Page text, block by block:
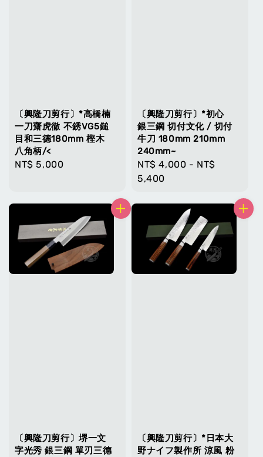
〔興隆刀剪行〕*高橋楠
一刀齋虎徹 不銹VG5鎚
目和三德180mm 樫木
八角柄/<
Regular
NT$ 5,000
〔興隆刀剪行〕*初心
銀三鋼 切付文化 / 切付
牛刀 180mm 210mm
240mm~
Regular
price
NT$ 4,000 - NT$
5,400
〔興隆刀剪行〕堺一文
字光秀 銀三鋼 單刃三德
〔興隆刀剪行〕*日本大
野ナイフ製作所 涼風 粉